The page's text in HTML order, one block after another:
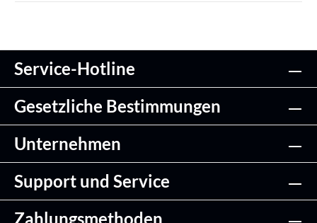
Service-Hotline
Gesetzliche Bestimmungen
Unternehmen
Support und Service
Zahlungsmethoden